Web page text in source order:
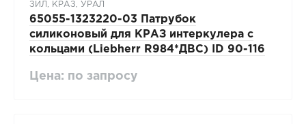
ЗИЛ, КРАЗ, УРАЛ
65055-1323220-03 Патрубок
силиконовый для КРАЗ интеркулера с
кольцами (Liebherr R984*ДВС) ID 90-116
Цена: по запросу